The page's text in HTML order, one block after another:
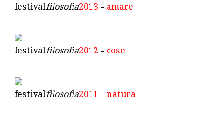
festivalfilosofia2013 - amare
festivalfilosofia2012 - cose
festivalfilosofia2011 - natura